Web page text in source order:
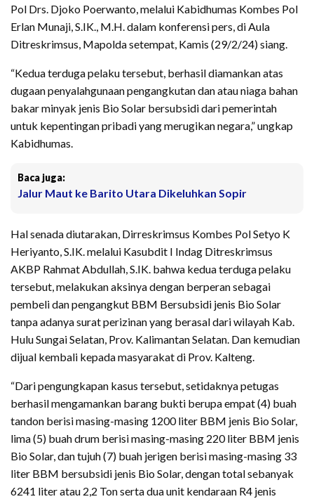
Pol Drs. Djoko Poerwanto, melalui Kabidhumas Kombes Pol
Erlan Munaji, S.IK., M.H. dalam konferensi pers, di Aula
Ditreskrimsus, Mapolda setempat, Kamis (29/2/24) siang.
“Kedua terduga pelaku tersebut, berhasil diamankan atas
dugaan penyalahgunaan pengangkutan dan atau niaga bahan
bakar minyak jenis Bio Solar bersubsidi dari pemerintah
untuk kepentingan pribadi yang merugikan negara,” ungkap
Kabidhumas.
Baca juga:
Jalur Maut ke Barito Utara Dikeluhkan Sopir
Hal senada diutarakan, Dirreskrimsus Kombes Pol Setyo K
Heriyanto, S.IK. melalui Kasubdit I Indag Ditreskrimsus
AKBP Rahmat Abdullah, S.IK. bahwa kedua terduga pelaku
tersebut, melakukan aksinya dengan berperan sebagai
pembeli dan pengangkut BBM Bersubsidi jenis Bio Solar
tanpa adanya surat perizinan yang berasal dari wilayah Kab.
Hulu Sungai Selatan, Prov. Kalimantan Selatan. Dan kemudian
dijual kembali kepada masyarakat di Prov. Kalteng.
“Dari pengungkapan kasus tersebut, setidaknya petugas
berhasil mengamankan barang bukti berupa empat (4) buah
tandon berisi masing-masing 1200 liter BBM jenis Bio Solar,
lima (5) buah drum berisi masing-masing 220 liter BBM jenis
Bio Solar, dan tujuh (7) buah jerigen berisi masing-masing 33
liter BBM bersubsidi jenis Bio Solar, dengan total sebanyak
6241 liter atau 2,2 Ton serta dua unit kendaraan R4 jenis